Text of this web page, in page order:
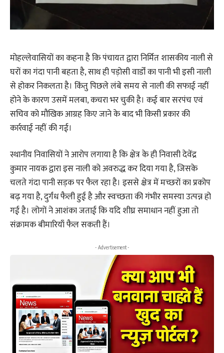
मोहल्लेवासियों का कहना है कि पंचायत द्वारा निर्मित शासकीय नाली से
घरों का गंदा पानी बहता है, साथ ही पड़ोसी वार्डों का पानी भी इसी नाली
से होकर निकलता है। किंतु पिछले लंबे समय से नाली की सफाई नहीं
होने के कारण उसमें मलबा, कचरा भर चुकी है। कई बार सरपंच एवं
सचिव को मौखिक आग्रह किए जाने के बाद भी किसी प्रकार की
कार्रवाई नहीं की गई।
स्थानीय निवासियों ने आरोप लगाया है कि क्षेत्र के ही निवासी देवेंद्र
कुमार नायक द्वारा इस नाली को अवरुद्ध कर दिया गया है, जिसके
चलते गंदा पानी सड़क पर फैल रहा है। इससे क्षेत्र में मच्छरों का प्रकोप
बढ़ गया है, दुर्गंध फैली हुई है और स्वच्छता की गंभीर समस्या उत्पन्न हो
गई है। लोगों ने आशंका जताई कि यदि शीघ्र समाधान नहीं हुआ तो
संक्रामक बीमारियाँ फैल सकती हैं।
- Advertisement -